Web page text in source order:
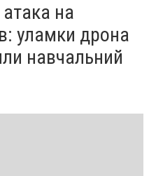
на
уламки дрона
навчальний